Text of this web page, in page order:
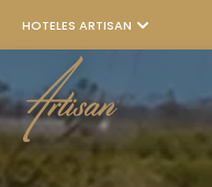
HOTELES ARTISAN